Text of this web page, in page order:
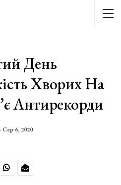
День
Хворих На
Антирекорди
Сер 6, 2020